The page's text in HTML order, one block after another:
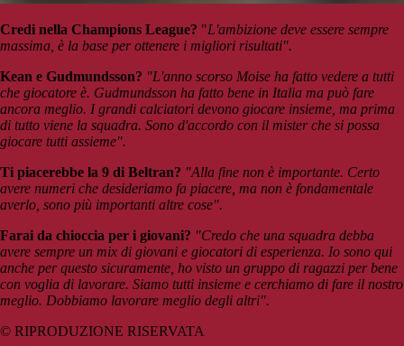
Credi nella Champions League? "L'ambizione deve essere sempre
massima, è la base per ottenere i migliori risultati".
Kean e Gudmundsson? "L'anno scorso Moise ha fatto vedere a tutti
che giocatore è. Gudmundsson ha fatto bene in Italia ma può fare
ancora meglio. I grandi calciatori devono giocare insieme, ma prima
di tutto viene la squadra. Sono d'accordo con il mister che si possa
giocare tutti assieme".
Ti piacerebbe la 9 di Beltran? "Alla fine non è importante. Certo
avere numeri che desideriamo fa piacere, ma non è fondamentale
averlo, sono più importanti altre cose".
Farai da chioccia per i giovani? "Credo che una squadra debba
avere sempre un mix di giovani e giocatori di esperienza. Io sono qui
anche per questo sicuramente, ho visto un gruppo di ragazzi per bene
con voglia di lavorare. Siamo tutti insieme e cerchiamo di fare il nostro
meglio. Dobbiamo lavorare meglio degli altri".
© RIPRODUZIONE RISERVATA